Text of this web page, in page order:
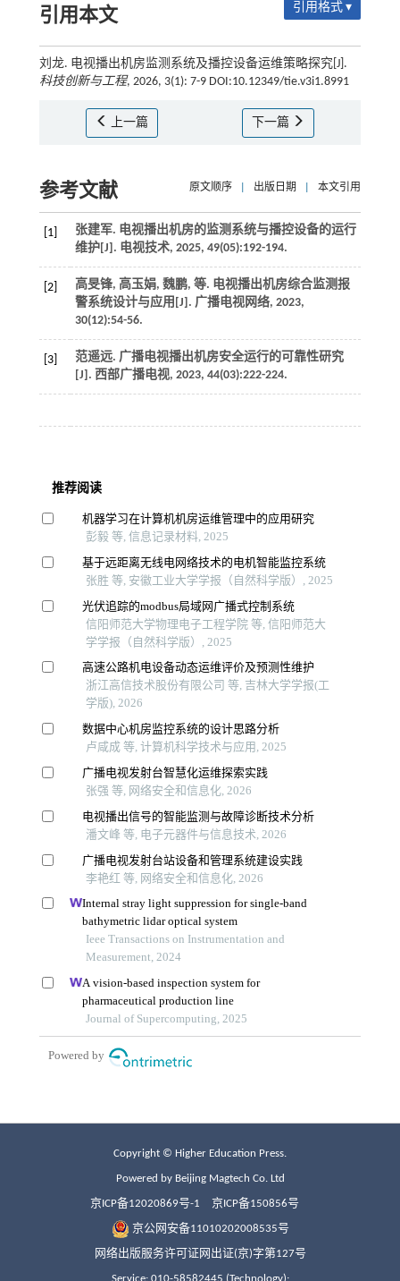
引用本文 引用格式 ▾
刘龙. 电视播出机房监测系统及播控设备运维策略探究[J].
科技创新与工程, 2026, 3(1): 7-9 DOI:10.12349/tie.v3i1.8991
上一篇 下一篇
参考文献 原文顺序 出版日期 本文引用
[1]
张建军. 电视播出机房的监测系统与播控设备的运行
维护[J]. 电视技术, 2025, 49(05):192-194.
[2] 高旻锋, 高玉娟, 魏鹏, 等. 电视播出机房综合监测报
警系统设计与应用[J]. 广播电视网络, 2023,
30(12):54-56.
[3]
范遥远. 广播电视播出机房安全运行的可靠性研究
[J]. 西部广播电视, 2023, 44(03):222-224.
Copyright © Higher Education Press.
Powered by Beijing Magtech Co. Ltd
京ICP备12020869号-1 京ICP备150856号
京公网安备11010202008535号
网络出版服务许可证网出证(京)字第127号